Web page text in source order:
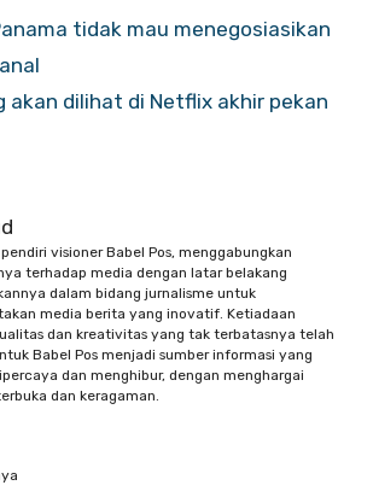
tidak mau menegosiasikan
akan dilihat di Netflix akhir pekan
visioner Babel Pos, menggabungkan
terhadap media dengan latar belakang
dalam bidang jurnalisme untuk
media berita yang inovatif. Ketiadaan
dan kreativitas yang tak terbatasnya telah
Babel Pos menjadi sumber informasi yang
dan menghibur, dengan menghargai
dan keragaman.